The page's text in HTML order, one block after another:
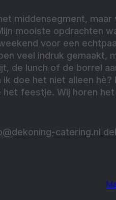
middensegment,
mooiste opdrachten
voor een
veel indruk gemaakt,
de lunch of de borrel
doe het niet alleen hè?
feestje. Wij horen
catering.nl